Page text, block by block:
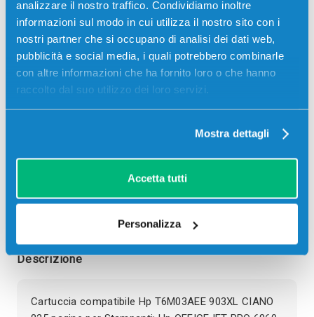
analizzare il nostro traffico. Condividiamo inoltre
informazioni sul modo in cui utilizza il nostro sito con i
nostri partner che si occupano di analisi dei dati web,
pubblicità e social media, i quali potrebbero combinarle
con altre informazioni che ha fornito loro o che hanno
raccolto dal suo utilizzo dei loro servizi.
Mostra dettagli
Accetta tutti
Personalizza
9,00€
CONSEGNA IN 24/48 ORE
Aggiungi al carrello
01 21
ore
11
min
48
Più acquisti, più risparmi:Visita la pagina prodotto per
visualizzare l'offerta
Descrizione
Cartuccia compatibile Hp T6M03AEE 903XL CIANO